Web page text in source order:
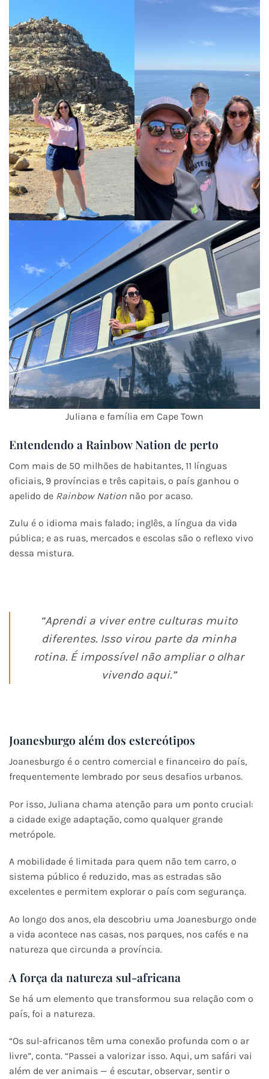
Juliana e família em Cape Town
Entendendo a Rainbow Nation de perto
Com mais de 50 milhões de habitantes, 11 línguas
oficiais, 9 províncias e três capitais, o país ganhou o
apelido de Rainbow Nation não por acaso.
Zulu é o idioma mais falado; inglês, a língua da vida
pública; e as ruas, mercados e escolas são o reflexo vivo
dessa mistura.
“Aprendi a viver entre culturas muito
diferentes. Isso virou parte da minha
rotina. É impossível não ampliar o olhar
vivendo aqui.”
Joanesburgo além dos estereótipos
Joanesburgo é o centro comercial e financeiro do país,
frequentemente lembrado por seus desafios urbanos.
Por isso, Juliana chama atenção para um ponto crucial:
a cidade exige adaptação, como qualquer grande
metrópole.
A mobilidade é limitada para quem não tem carro, o
sistema público é reduzido, mas as estradas são
excelentes e permitem explorar o país com segurança.
Ao longo dos anos, ela descobriu uma Joanesburgo onde
a vida acontece nas casas, nos parques, nos cafés e na
natureza que circunda a província.
A força da natureza sul-africana
Se há um elemento que transformou sua relação com o
país, foi a natureza.
“Os sul-africanos têm uma conexão profunda com o ar
livre”, conta. “Passei a valorizar isso. Aqui, um safári vai
além de ver animais — é escutar, observar, sentir o